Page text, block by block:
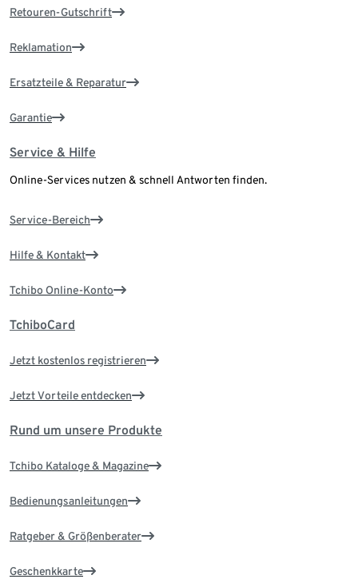
Retouren-Gutschrift
Reklamation
Ersatzteile & Reparatur
Garantie
Service & Hilfe
Online-Services nutzen & schnell Antworten finden.
Service-Bereich
Hilfe & Kontakt
Tchibo Online-Konto
TchiboCard
Jetzt kostenlos registrieren
Jetzt Vorteile entdecken
Rund um unsere Produkte
Tchibo Kataloge & Magazine
Bedienungsanleitungen
Ratgeber & Größenberater
Geschenkkarte